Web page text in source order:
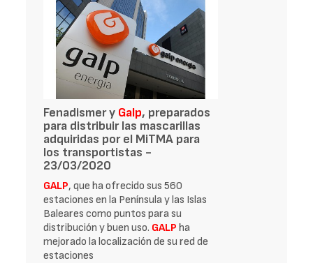
Fenadismer y Galp, preparados
para distribuir las mascarillas
adquiridas por el MiTMA para
los transportistas -
23/03/2020
GALP, que ha ofrecido sus 560
estaciones en la Península y las Islas
Baleares como puntos para su
distribución y buen uso. GALP ha
mejorado la localización de su red de
estaciones